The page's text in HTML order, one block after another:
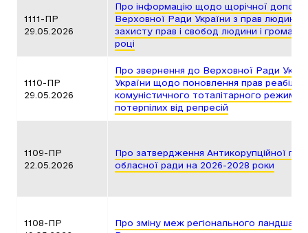
1111-ПР
29.05.2026
Про інформацію щодо щорічної
Верховної Ради України з прав людини
захисту прав і свобод людини і
році
1110-ПР
29.05.2026
Про звернення до Верховної Ради
України щодо поновлення прав
комуністичного тоталітарного режиму
потерпілих від репресій
1109-ПР
22.05.2026
Про затвердження Антикорупційної
обласної ради на 2026-2028 роки
1108-ПР
Про зміну меж регіонального